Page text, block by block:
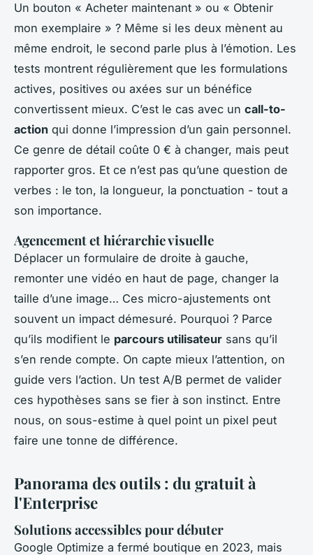
Un bouton « Acheter maintenant » ou « Obtenir
mon exemplaire » ? Même si les deux mènent au
même endroit, le second parle plus à l’émotion. Les
tests montrent régulièrement que les formulations
actives, positives ou axées sur un bénéfice
convertissent mieux. C’est le cas avec un call-to-
action qui donne l’impression d’un gain personnel.
Ce genre de détail coûte 0 € à changer, mais peut
rapporter gros. Et ce n’est pas qu’une question de
verbes : le ton, la longueur, la ponctuation - tout a
son importance.
Agencement et hiérarchie visuelle
Déplacer un formulaire de droite à gauche,
remonter une vidéo en haut de page, changer la
taille d’une image… Ces micro-ajustements ont
souvent un impact démesuré. Pourquoi ? Parce
qu’ils modifient le parcours utilisateur sans qu’il
s’en rende compte. On capte mieux l’attention, on
guide vers l’action. Un test A/B permet de valider
ces hypothèses sans se fier à son instinct. Entre
nous, on sous-estime à quel point un pixel peut
faire une tonne de différence.
Panorama des outils : du gratuit à
l'Enterprise
Solutions accessibles pour débuter
Google Optimize a fermé boutique en 2023, mais